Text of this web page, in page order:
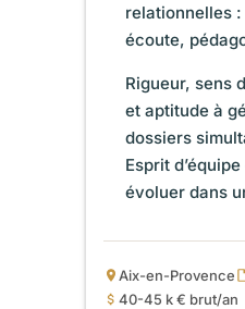
relationnelles
écoute,
Rigueur, sens
et aptitude à
dossiers
Esprit
évoluer dans
Aix-en-Provence
40-45 k € brut/an